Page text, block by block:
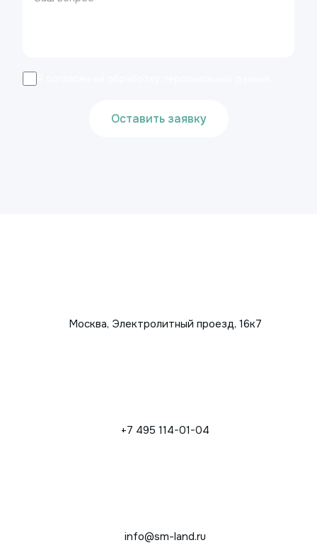
Оставить заявку
Москва, Электролитный проезд, 16к7
+7 495 114-01-04
info@sm-land.ru